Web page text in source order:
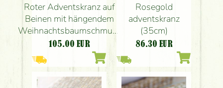
Roter Adventskranz auf
Beinen mit hängendem
Weihnachtsbaumschmuck
(35 cm)
105.00 EUR
Rosegold
adventskranz
(35cm)
86.30 EUR